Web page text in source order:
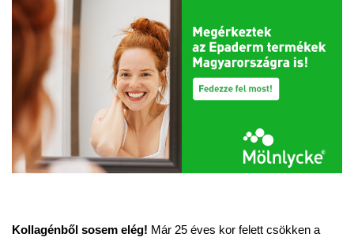
Kollagénből sosem elég! Már 25 éves kor felett csökken a